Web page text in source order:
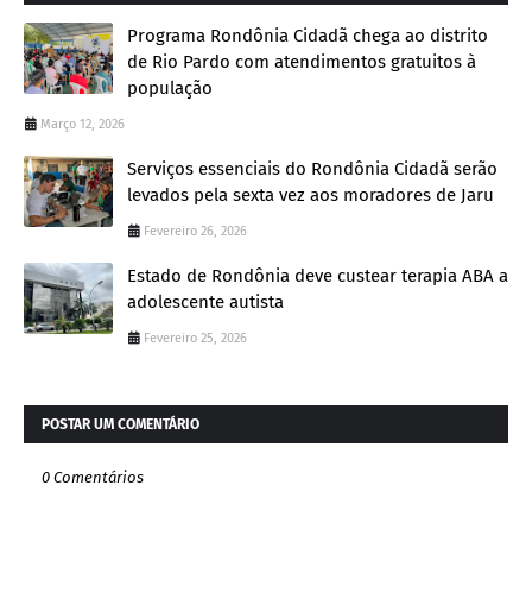
Programa Rondônia Cidadã chega ao distrito
de Rio Pardo com atendimentos gratuitos à
população
Março 12, 2026
Serviços essenciais do Rondônia Cidadã serão
levados pela sexta vez aos moradores de Jaru
Fevereiro 26, 2026
Estado de Rondônia deve custear terapia ABA a
adolescente autista
Fevereiro 25, 2026
POSTAR UM COMENTÁRIO
0 Comentários